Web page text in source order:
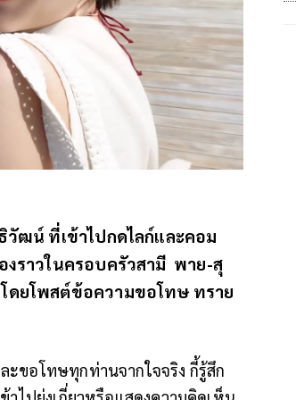
วัฒน์ ที่เข้าไปกดไลก์และคอม
งราวในครอบครัวสามี พาย-สุ
ดยโพสต์ข้อความขอโทษ ทราย
ขอโทษทุกท่านจากใจจริง กี้รู้สึก